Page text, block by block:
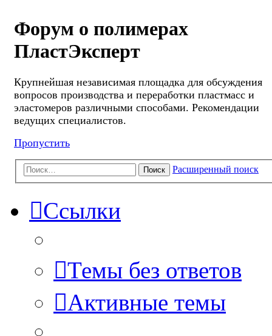
Форум о полимерах
ПластЭксперт
Крупнейшая независимая площадка для обсуждения
вопросов производства и переработки пластмасс и
эластомеров различными способами. Рекомендации
ведущих специалистов.
Пропустить
Поиск Расширенный поиск
Ссылки
Темы без ответов
Активные темы